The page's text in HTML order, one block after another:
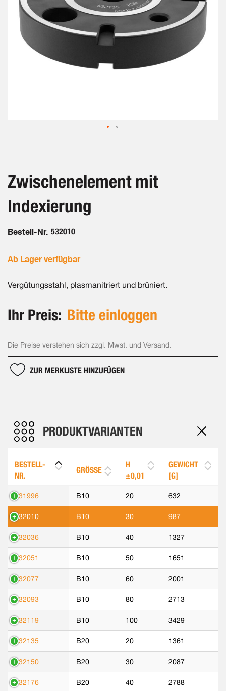
Bildergalerie
springen
Zwischenelement mit
Indexierung
Bestell-Nr. 532010
Ab Lager verfügbar
Vergütungsstahl, plasmanitriert und brüniert.
Ihr Preis: Bitte einloggen
Die Preise verstehen sich zzgl. Mwst. und Versand.
ZUR MERKLISTE HINZUFÜGEN
PRODUKTVARIANTEN
BESTELL-
NR.
GRÖSSE
H
±0,01
GEWICHT
[G]
531996 B10 20 632
532010 B10 30 987
532036 B10 40 1327
532051 B10 50 1651
532077 B10 60 2001
532093 B10 80 2713
532119 B10 100 3429
532135 B20 20 1361
532150 B20 30 2087
532176 B20 40 2788